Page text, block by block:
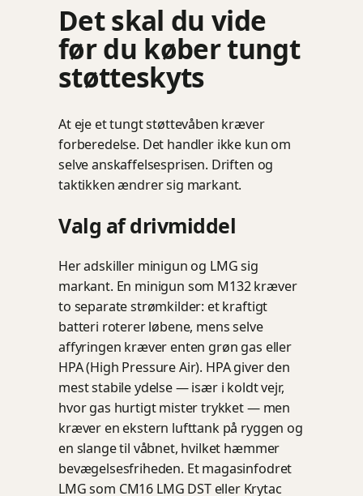
Det skal du vide
før du køber tungt
støtteskyts
At eje et tungt støttevåben kræver
forberedelse. Det handler ikke kun om
selve anskaffelsesprisen. Driften og
taktikken ændrer sig markant.
Valg af drivmiddel
Her adskiller minigun og LMG sig
markant. En minigun som M132 kræver
to separate strømkilder: et kraftigt
batteri roterer løbene, mens selve
affyringen kræver enten grøn gas eller
HPA (High Pressure Air). HPA giver den
mest stabile ydelse — især i koldt vejr,
hvor gas hurtigt mister trykket — men
kræver en ekstern lufttank på ryggen og
en slange til våbnet, hvilket hæmmer
bevægelsesfriheden. Et magasinfodret
LMG som CM16 LMG DST eller Krytac